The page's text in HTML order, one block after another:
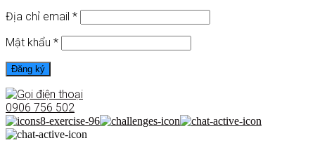
Địa chỉ email *
Mật khẩu *
Đăng ký
0906 756 502